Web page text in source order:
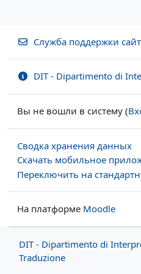
Служба поддержки
DIT - Dipartimento di
Вы не вошли в систему (
Сводка хранения данных
Скачать мобильное
Переключить на
На платформе Moodle
DIT - Dipartimento di
Traduzione